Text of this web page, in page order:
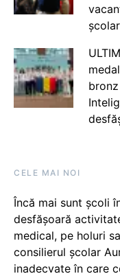
CELE MAI NOI
Încă mai sunt școli
desfășoară
medical, pe holuri
consilierul școlar
inadecvate în care